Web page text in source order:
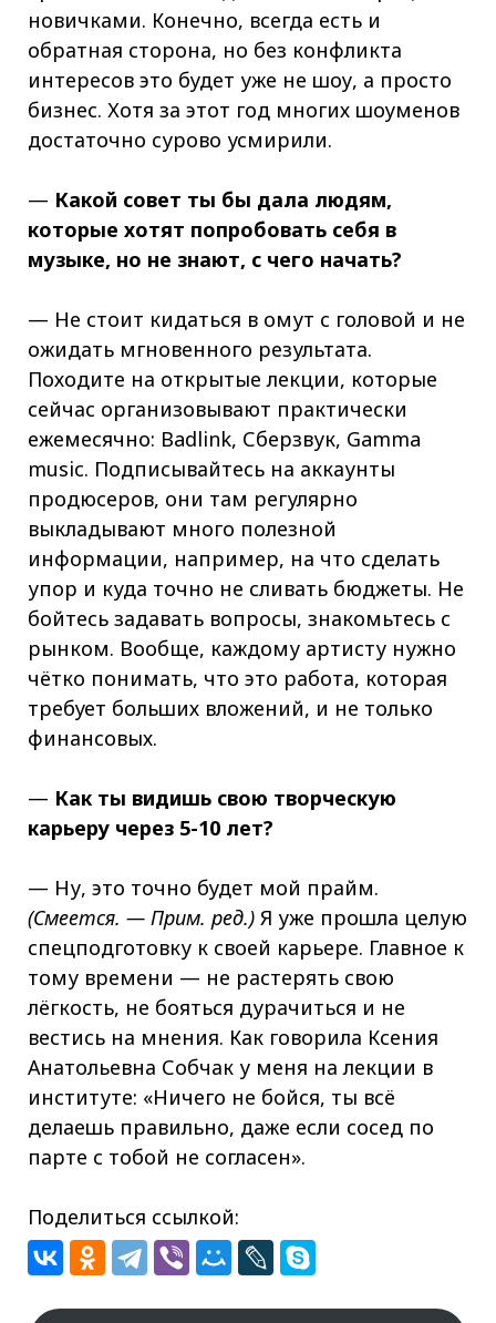
новичками. Конечно, всегда есть и
обратная сторона, но без конфликта
интересов это будет уже не шоу, а просто
бизнес. Хотя за этот год многих шоуменов
достаточно сурово усмирили.
— Какой совет ты бы дала людям,
которые хотят попробовать себя в
музыке, но не знают, с чего начать?
— Не стоит кидаться в омут с головой и не
ожидать мгновенного результата.
Походите на открытые лекции, которые
сейчас организовывают практически
ежемесячно: Badlink, Сберзвук, Gamma
music. Подписывайтесь на аккаунты
продюсеров, они там регулярно
выкладывают много полезной
информации, например, на что сделать
упор и куда точно не сливать бюджеты. Не
бойтесь задавать вопросы, знакомьтесь с
рынком. Вообще, каждому артисту нужно
чётко понимать, что это работа, которая
требует больших вложений, и не только
финансовых.
— Как ты видишь свою творческую
карьеру через 5-10 лет?
— Ну, это точно будет мой прайм.
(Смеется. — Прим. ред.)Я уже прошла целую
спецподготовку к своей карьере. Главное к
тому времени — не растерять свою
лёгкость, не бояться дурачиться и не
вестись на мнения. Как говорила Ксения
Анатольевна Собчак у меня на лекции в
институте: «Ничего не бойся, ты всё
делаешь правильно, даже если сосед по
парте с тобой не согласен».
Поделиться ссылкой: